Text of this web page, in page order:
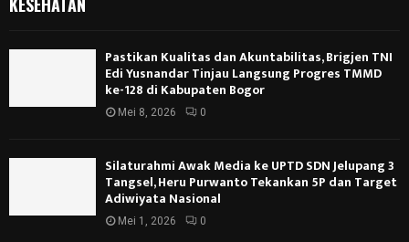
Pastikan Kualitas dan Akuntabilitas, Brigjen TNI
Edi Yusnandar Tinjau Langsung Progres TMMD
ke-128 di Kabupaten Bogor
Mei 8, 2026 0
Silaturahmi Awak Media ke UPTD SDN Jelupang 3
Tangsel, Heru Purwanto Tekankan 5P dan Target
Adiwiyata Nasional
Mei 1, 2026 0